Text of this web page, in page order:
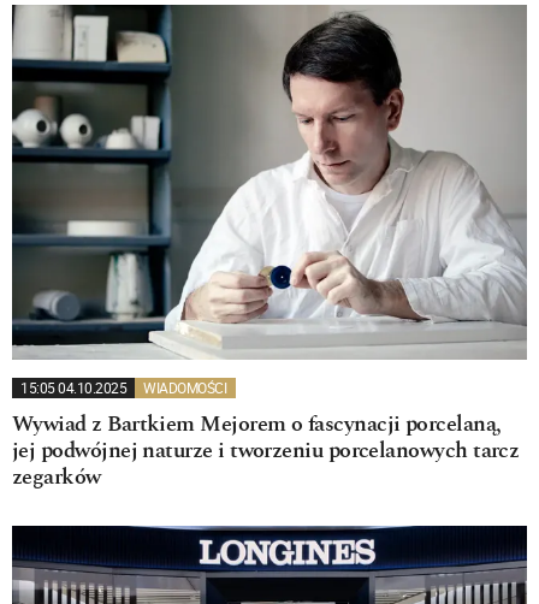
15:05 04.10.2025 WIADOMOŚCI
Wywiad z Bartkiem Mejorem o fascynacji porcelaną,
jej podwójnej naturze i tworzeniu porcelanowych tarcz
zegarków